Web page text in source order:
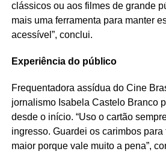
clássicos ou aos filmes de grande
mais uma ferramenta para manter
acessível”, conclui.
Experiência do público
Frequentadora assídua do Cine
jornalismo Isabela Castelo Branco
desde o início. “Uso o cartão
ingresso. Guardei os carimbos
maior porque vale muito a pena”,